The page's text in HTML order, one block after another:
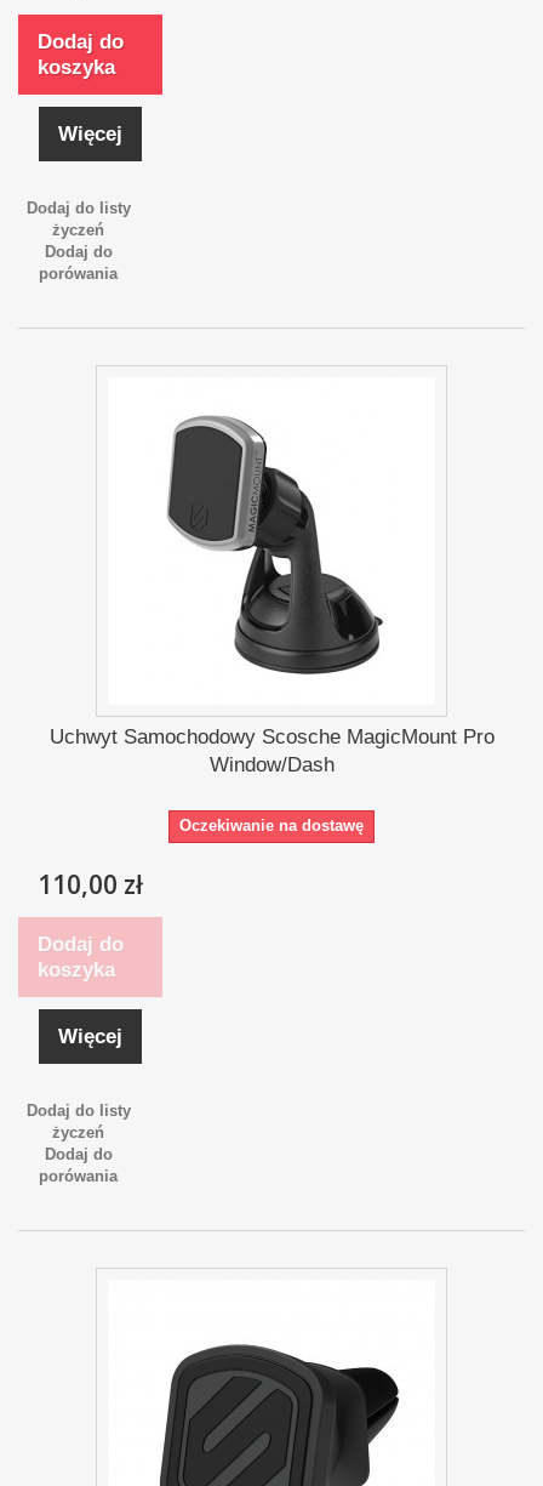
Dodaj do
koszyka
Więcej
Dodaj do listy
życzeń
Dodaj do
porówania
Uchwyt Samochodowy Scosche MagicMount Pro
Window/Dash
Oczekiwanie na dostawę
110,00 zł
Dodaj do
koszyka
Więcej
Dodaj do listy
życzeń
Dodaj do
porówania